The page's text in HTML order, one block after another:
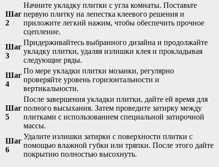
Шаг
2
Начните укладку плитки с угла комнаты. Поставьте
первую плитку на лепестка клеевого решения и
приложите легкий нажим, чтобы обеспечить прочное
сцепление.
Шаг
3
Придерживайтесь выбранного дизайна и продолжайте
укладку плитки, удаляя излишки клея и прокладывая
следующие ряды.
Шаг
4
По мере укладки плитки мозаики, регулярно
проверяйте уровень горизонтальности и
вертикальности.
Шаг
5
После завершения укладки плитки, дайте ей время для
полного высыхания. Затем проведите затирку между
плитками с использованием специальной затирочной
массы.
Шаг
6
Удалите излишки затирки с поверхности плитки с
помощью влажной губки или тряпки. После этого дайте
покрытию полностью высохнуть.